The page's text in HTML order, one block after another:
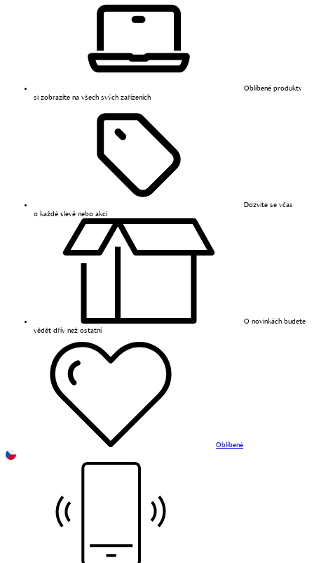
Oblíbené produkty
si zobrazíte na všech svých zařízeních
Dozvíte se včas
o každé slevě nebo akci
O novinkách budete
vědět dřív než ostatní
Oblíbené